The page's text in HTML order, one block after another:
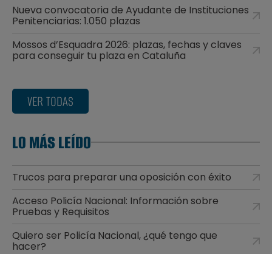
Nueva convocatoria de Ayudante de Instituciones
Penitenciarias: 1.050 plazas
Mossos d’Esquadra 2026: plazas, fechas y claves
para conseguir tu plaza en Cataluña
VER TODAS
LO MÁS LEÍDO
Trucos para preparar una oposición con éxito
Acceso Policía Nacional: Información sobre
Pruebas y Requisitos
Quiero ser Policía Nacional, ¿qué tengo que
hacer?